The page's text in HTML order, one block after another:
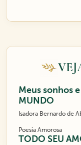
Meus sonhos
MUNDO
Isadora Bernardo de
Poesia Amorosa
TODO SEU